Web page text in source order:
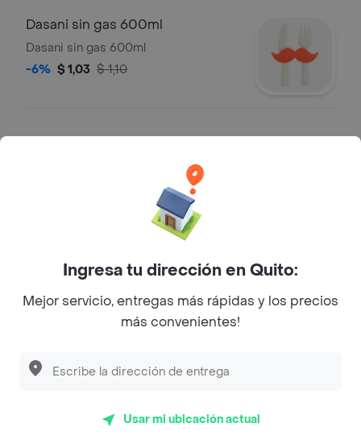
Dasani sin gas 600ml
Dasani sin gas 600ml
-6% $ 1,03 $ 1,10
Agua Schweppes con Gas (500 ml)
Jugo de naranja 355 ml
-6%
$ 2,07 $ 2,20
$ 2,20
Ingresa tu dirección en Quito:
Mejor servicio, entregas más rápidas y los precios
más convenientes!
Usar mi ubicación actual